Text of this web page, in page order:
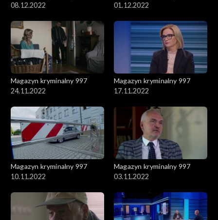
08.12.2022
01.12.2022
Magazyn kryminalny 997
24.11.2022
Magazyn kryminalny 997
17.11.2022
Magazyn kryminalny 997
10.11.2022
Magazyn kryminalny 997
03.11.2022